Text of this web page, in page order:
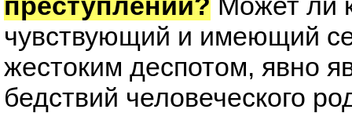
чувствующий и имеющий
жестоким деспотом, явно
бедствий человеческого